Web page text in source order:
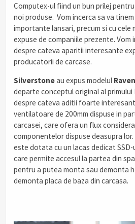
Computex-ul fiind un bun prilej
noi produse. Vom incerca sa va
importante lansari, precum si cu cele
expuse de companiile prezente. Vom
despre cateva aparitii interesante
producatorii de carcase.
Silverstoneau expus modelul
departe conceptul original al primului
despre cateva aditii foarte
ventilatoare de 200mm dispuse in
carcasei, care ofera un flux
componentelor dispuse deasupra lor.
este dotata cu un lacas dedicat
care permite accesul la partea din
pentru a putea monta sau demonta
demonta placa de baza din carcasa.